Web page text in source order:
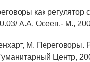
как
А.А. Осеев.- М.,
М. Переговоры.
Центр,